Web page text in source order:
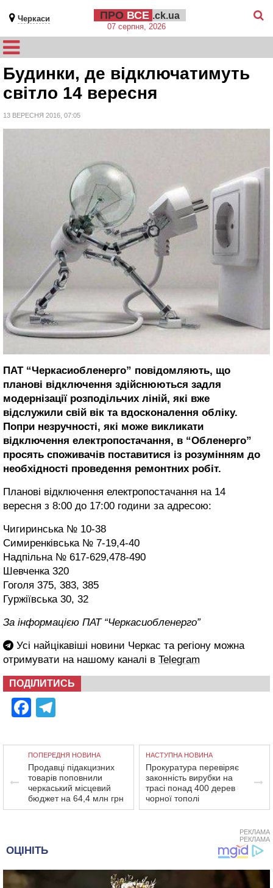
Черкаси ПРО ВСЕ .ck.ua
07 серпня, 2026
Будинки, де відключатимуть
світло 14 вересня
13 ВЕРЕСНЯ 2016, 07:05
ПАТ “Черкасиобленерго” повідомляють, що
планові відключення здійснюються задля
модернізації розподільчих ліній, які вже
відслужили свій вік та вдосконалення обліку.
Попри незручності, які може викликати
відключення електропостачання, в “Обленерго”
просять споживачів поставитися із розумінням до
необхідності проведення ремонтних робіт.
Планові відключення електропостачання на 14
вересня з 8:00 до 17:00 години за адресою:
Чигиринська № 10-38
Симиренківська № 7-19,4-40
Надпільна № 617-629,478-490
Шевченка 320
Гоголя 375, 383, 385
Гуржіївська 30, 32
За інформацією ПАТ “Черкасиобленерго”
Усі найцікавіші новини Черкас та регіону можна
отримувати на нашому каналі в Telegram
ПОДІЛИТИСЬ
Facebook
ПОПЕРЕДНЯ НОВИНА
Продавці підакцизних
товарів поповнили
черкаський місцевий
бюджет на 64,4 млн грн
НАСТУПНА НОВИНА
Прокуратура перевіряє
законність вирубки на
трасі понад 400 дерев
чорної тополі
РЕКЛАМА
РЕКЛАМА